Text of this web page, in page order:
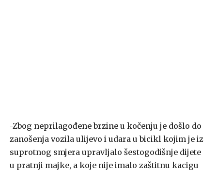
-Zbog neprilagođene brzine u kočenju je došlo do
zanošenja vozila ulijevo i udara u bicikl kojim je iz
suprotnog smjera upravljalo šestogodišnje dijete
u pratnji majke, a koje nije imalo zaštitnu kacigu